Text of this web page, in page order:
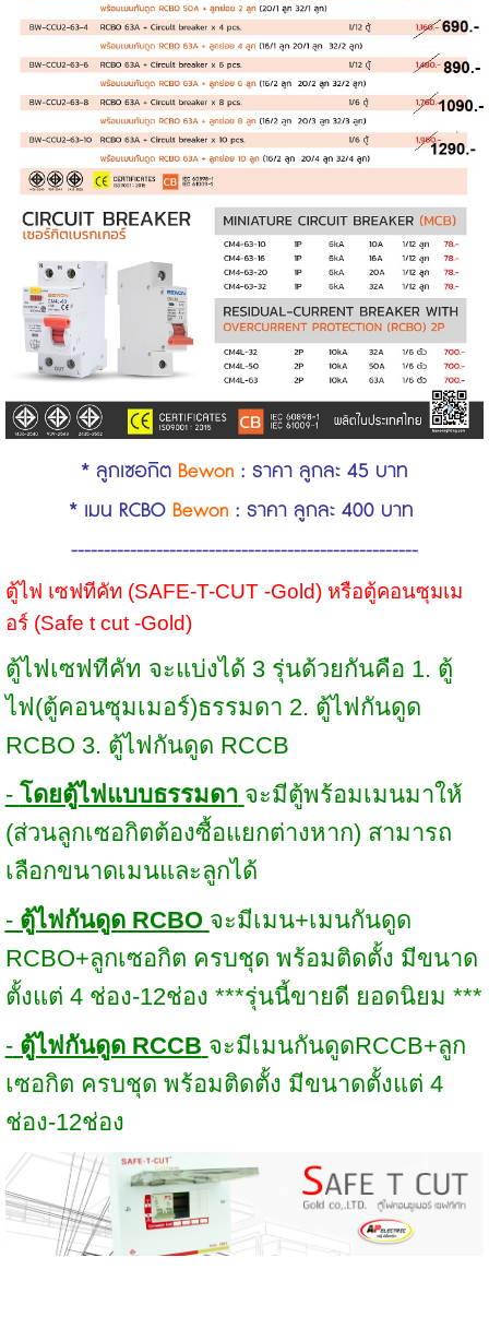
* ลูกเซอกิต Bewon : ราคา ลูกละ 45 บาท
* เมน RCBO Bewon : ราคา ลูกละ 400 บาท
-----------------------------------------------------
ตู้ไฟ เซฟทีคัท (SAFE-T-CUT -Gold) หรือตู้คอนซุมเม
อร์ (Safe t cut -Gold)
ตู้ไฟเซฟทีคัท จะแบ่งได้ 3 รุ่นด้วยกันคือ 1. ตู้
ไฟ(ตู้คอนซุมเมอร์)ธรรมดา 2. ตู้ไฟกันดูด
RCBO 3. ตู้ไฟกันดูด RCCB
- โดยตู้ไฟแบบธรรมดา จะมีตู้พร้อมเมนมาให้
(ส่วนลูกเซอกิตต้องซื้อแยกต่างหาก) สามารถ
เลือกขนาดเมนและลูกได้
- ตู้ไฟกันดูด RCBO จะมีเมน+เมนกันดูด
RCBO+ลูกเซอกิต ครบชุด พร้อมติดตั้ง มีขนาด
ตั้งแต่ 4 ช่อง-12ช่อง ***รุ่นนี้ขายดี ยอดนิยม ***
-ตู้ไฟกันดูด RCCB จะมีเมนกันดูดRCCB+ลูก
เซอกิต ครบชุด พร้อมติดตั้ง มีขนาดตั้งแต่ 4
ช่อง-12ช่อง